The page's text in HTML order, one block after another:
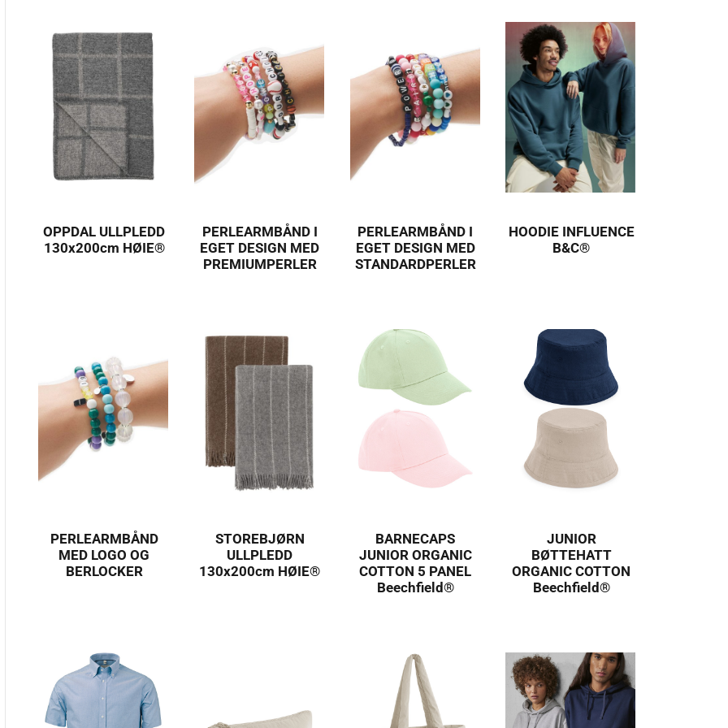
OPPDAL ULLPLEDD
130x200cm HØIE®
PERLEARMBÅND I
EGET DESIGN MED
PREMIUMPERLER
PERLEARMBÅND I
EGET DESIGN MED
STANDARDPERLER
HOODIE INFLUENCE
B&C®
PERLEARMBÅND
MED LOGO OG
BERLOCKER
STOREBJØRN
ULLPLEDD
130x200cm HØIE®
BARNECAPS
JUNIOR ORGANIC
COTTON 5 PANEL
Beechfield®
JUNIOR
BØTTEHATT
ORGANIC COTTON
Beechfield®